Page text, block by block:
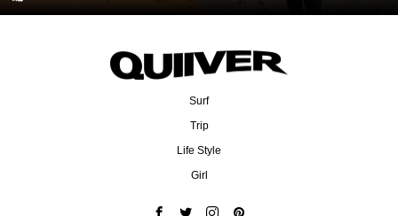
Surf
Trip
Life Style
Girl